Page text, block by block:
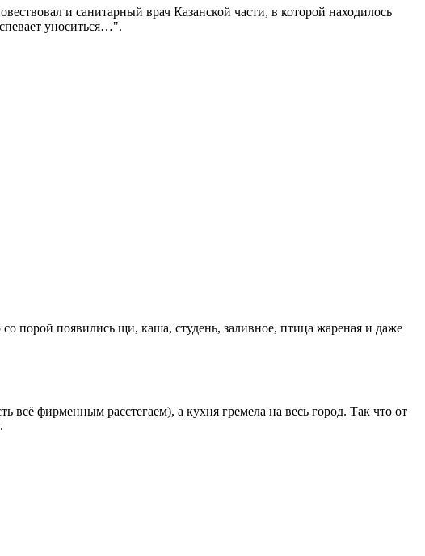
и санитарный врач Казанской части, в которой находилось
уноситься…".
порой появились щи, каша, студень, заливное, птица жареная и даже
фирменным расстегаем), а кухня гремела на весь город. Так что от